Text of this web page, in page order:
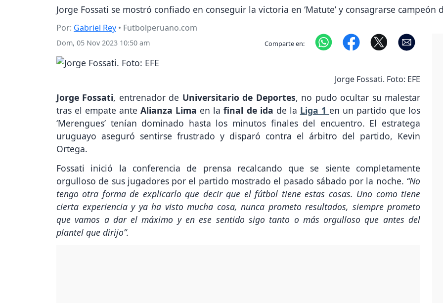
Jorge Fossati se mostró confiado en conseguir la victoria en ‘Matute’ y consagrarse campeón
Por: Gabriel Rey • Futbolperuano.com
Dom, 05 Nov 2023 10:50 am Comparte en:
Jorge Fossati. Foto: EFE
Jorge Fossati, entrenador de Universitario de Deportes, no pudo ocultar su malestar
tras el empate anteAlianza Lima en lafinal de ida de la Liga 1 en un partido que los
‘Merengues’ tenían dominado hasta los minutos finales del encuentro. El estratega
uruguayo aseguró sentirse frustrado y disparó contra el árbitro del partido, Kevin
Ortega.
Fossati inició la conferencia de prensa recalcando que se siente completamente
orgulloso de sus jugadores por el partido mostrado el pasado sábado por la noche. “No
tengo otra forma de explicarlo que decir que el fútbol tiene estas cosas. Uno como tiene
cierta experiencia y ya ha visto mucha cosa, nunca prometo resultados, siempre prometo
que vamos a dar el máximo y en ese sentido sigo tanto o más orgulloso que antes del
plantel que dirijo”.